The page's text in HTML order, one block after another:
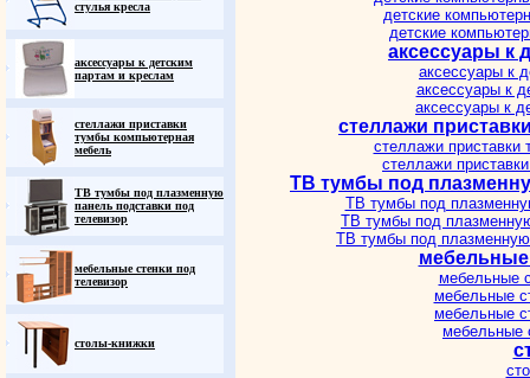
стулья кресла
аксессуары к детским
партам и креслам
стеллажи приставки
тумбы компьютерная
мебель
ТВ тумбы под плазменную
панель подставки под
телевизор
мебельные стенки под
телевизор
столы-книжки
детские
детские
аксессуары к
аксессуары к
аксессуары к
аксессуары к
стеллажи
стеллажи
стеллажи
ТВ тумбы под
ТВ тумбы под
ТВ тумбы под
ТВ тумбы под плазменную
мебельные
мебельные
мебельные
мебельные
мебельные